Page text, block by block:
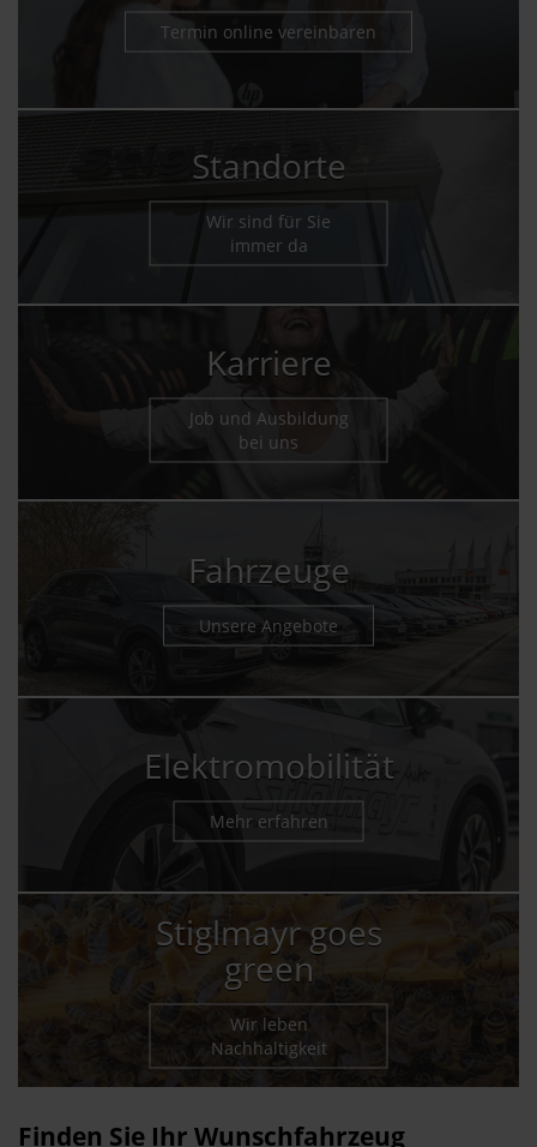
Termin online vereinbaren
Standorte
Wir sind für Sie
immer da
Karriere
Job und Ausbildung
bei uns
Fahrzeuge
Unsere Angebote
Elektromobilität
Mehr erfahren
Stiglmayr goes
green
Wir leben
Nachhaltigkeit
Finden Sie Ihr Wunschfahrzeug